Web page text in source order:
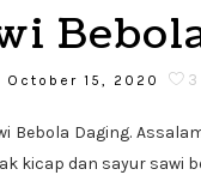
October 15, 2020 3
Bebola Daging.
kicap dan sayur sawi